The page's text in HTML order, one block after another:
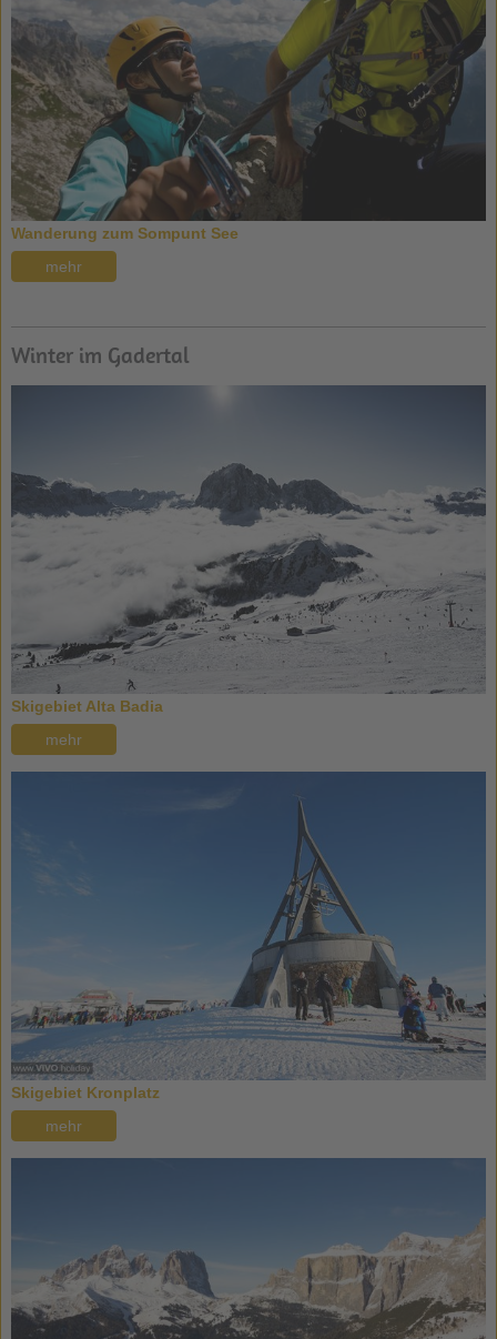
Wanderung zum Sompunt See
mehr
Winter im Gadertal
Skigebiet Alta Badia
mehr
Skigebiet Kronplatz
mehr